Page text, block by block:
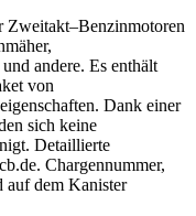
Zweitakt–Benzinmotoren
andere. Es enthält
von
Dank einer
sich keine
Detaillierte
Chargennummer,
auf dem Kanister